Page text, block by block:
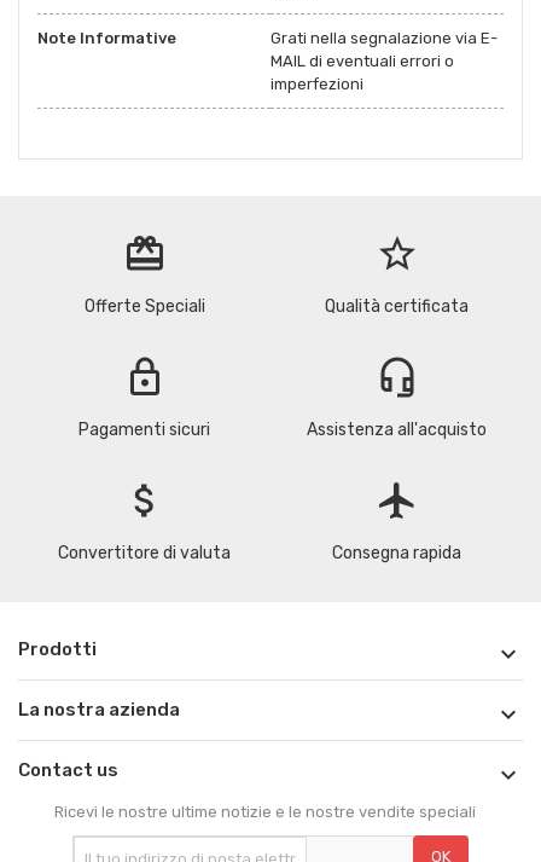
Note Informative
Grati nella segnalazione via E-
MAIL di eventuali errori o
imperfezioni
redeem
Offerte Speciali
star_border
Qualità certificata
lock
Pagamenti sicuri
headset_mic
Assistenza all'acquisto
attach_money
Convertitore di valuta
flight
Consegna rapida
Prodotti 
La nostra azienda 
Contact us 
Ricevi le nostre ultime notizie e le nostre vendite speciali